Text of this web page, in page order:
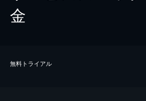
金
無料トライアル